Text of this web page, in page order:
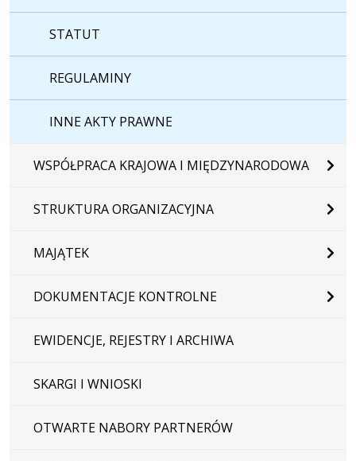
STATUT
REGULAMINY
INNE AKTY PRAWNE
WSPÓŁPRACA KRAJOWA I MIĘDZYNARODOWA
STRUKTURA ORGANIZACYJNA
MAJĄTEK
DOKUMENTACJE KONTROLNE
EWIDENCJE, REJESTRY I ARCHIWA
SKARGI I WNIOSKI
OTWARTE NABORY PARTNERÓW